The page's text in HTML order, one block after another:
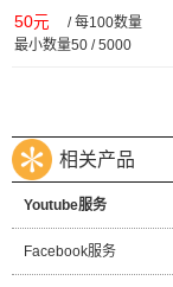
50元 /每100数量
最小数量50 / 5000
相关产品
Youtube服务
Facebook服务